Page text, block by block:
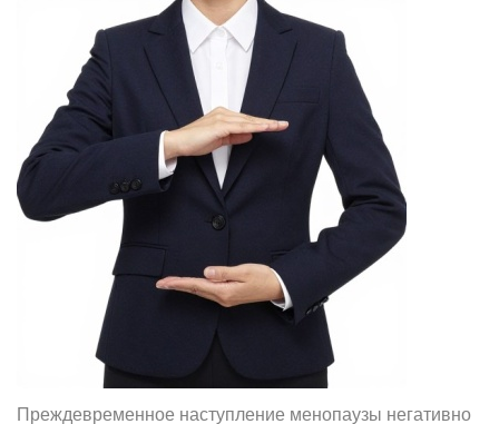
Преждевременное наступление менопаузы негативно